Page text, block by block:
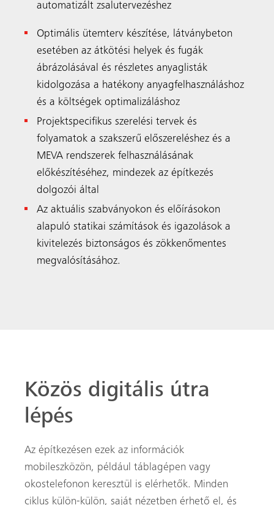
automatizált zsalutervezéshez
Optimális ütemterv készítése, látványbeton
esetében az átkötési helyek és fugák
ábrázolásával és részletes anyaglisták
kidolgozása a hatékony anyagfelhasználáshoz
és a költségek optimalizáláshoz
Projektspecifikus szerelési tervek és
folyamatok a szakszerű előszereléshez és a
MEVA rendszerek felhasználásának
előkészítéséhez, mindezek az építkezés
dolgozói által
Az aktuális szabványokon és előírásokon
alapuló statikai számítások és igazolások a
kivitelezés biztonságos és zökkenőmentes
megvalósításához.
Közös digitális útra
lépés
Az építkezésen ezek az információk
mobileszközön, például táblagépen vagy
okostelefonon keresztül is elérhetők. Minden
ciklus külön-külön, saját nézetben érhető el, és